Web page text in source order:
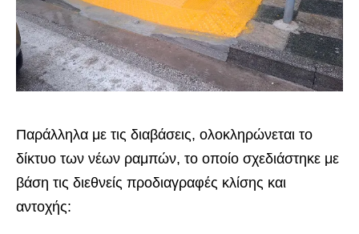
Παράλληλα με τις διαβάσεις, ολοκληρώνεται το
δίκτυο των νέων ραμπών, το οποίο σχεδιάστηκε με
βάση τις διεθνείς προδιαγραφές κλίσης και
αντοχής: